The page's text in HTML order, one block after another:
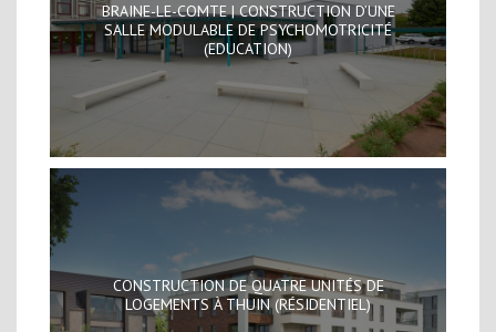
BRAINE-LE-COMTE | CONSTRUCTION D’UNE
SALLE MODULABLE DE PSYCHOMOTRICITÉ
(EDUCATION)
CONSTRUCTION DE QUATRE UNITÉS DE
LOGEMENTS À THUIN (RÉSIDENTIEL)